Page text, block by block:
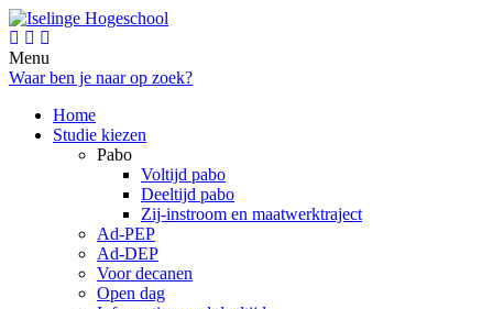
Menu
Waar ben je naar op zoek?
Home
Studie kiezen
Pabo
Voltijd pabo
Deeltijd pabo
Zij-instroom en maatwerktraject
Ad-PEP
Ad-DEP
Voor decanen
Open dag